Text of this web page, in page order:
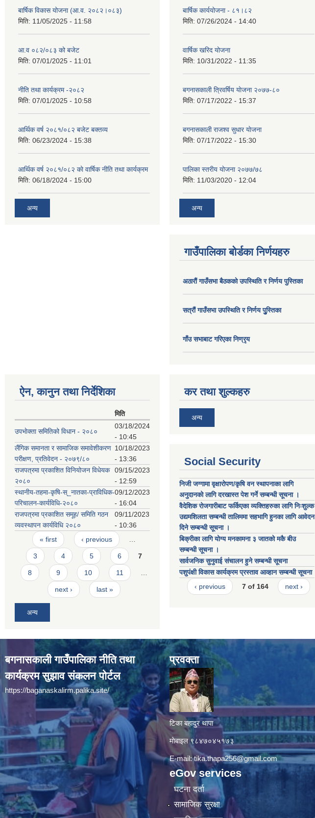
बार्षिक विकास योजना (आ.व. २०८२।०८३)
मिति: 11/05/2025 - 11:58
आ.व ०८२/०८३ को बजेट
मिति: 07/01/2025 - 11:01
नीति तथा कार्यक्रम -२०८२
मिति: 07/01/2025 - 10:58
आर्थिक वर्ष २०८१/०८२ बजेट बक्तव्य
मिति: 06/23/2024 - 15:38
आर्थिक वर्ष २०८१/०८२ काे वार्षिक नीति तथा कार्यक्रम
मिति: 06/18/2024 - 15:00
अन्य
बार्षिक कार्ययोजना - ८१।८२
मिति: 07/26/2024 - 14:40
वार्षिक खरिद योजना
मिति: 10/31/2022 - 11:35
बगनासकाली त्रिवर्षिय याेजना २०७७-८०
मिति: 07/17/2022 - 15:37
बगनासकाली राजश्व सुधार याेजना
मिति: 07/17/2022 - 15:30
पालिका स्तरीय योजना २०७७/७८
मिति: 11/03/2020 - 12:04
अन्य
गाउँपालिका बोर्डका निर्णयहरु
अठाराैं गाउँसभा बैठकको उपस्थिति र निर्णय पुस्तिका
सत्राैं गाउँसभा उपस्थिति र निर्णय पुु्स्तिका
गाँउ सभाबाट गरिएका निण्रृय
ऐन, कानुन तथा निर्देशिका
मिति
उपभाेक्ता समितिको विधान - २०८०
03/18/2024
- 10:45
लैंगिक समानता र सामाजिक समावेशीकरण
परीक्षण, प्रतिवेदन - २०७९/८०
10/18/2023
- 13:36
राजपत्रमा प्रकाशित विनियोजन विधेयक
२०८०
09/15/2023
- 12:59
स्थानीय-तहमा-कृषि-स्_नातका-प्राविधिक-
परिचालन-कार्यविधि-२०८०
09/12/2023
- 16:04
राजपत्रमा प्रकाशित समूह/ समिति गठन
व्यवस्थापन कार्यविधि २०८०
09/11/2023
- 10:36
Pages
« first ‹ previous
3 4 5 6 7
8 9 10 11
next › last »
अन्य
कर तथा शुल्कहरु
अन्य
Social Security
निजी जग्गामा वृक्षारोपण/कृषि वन स्थापनाका लागि
अनुदानको लागि दरखास्त पेश गर्ने सम्बन्धी सूचना ।
वैदेशिक रोजगारीबाट फर्किएका व्यक्तिहरुका लागि निःशुल्क
उद्यमशिलता सम्बन्धी तालिममा सहभागि हुनका लागि आवेदन
दिने सम्बन्धी सूचना ।
बिक्रीका लागि योग्य मनकामना ३ जातको मकै बीउ
सम्बन्धी सूचना ।
सार्वजनिक सुनुवाई संचालन हुने सम्बन्धी सूचना
पशुपंक्षी विकास कार्यक्रम प्रस्ताव आव्हान सम्बन्धी सूचना
‹ previous
7 of 164 next ›
बगनासकाली गाउँपालिका नीति तथा
कार्यक्रम सुझाव संकलन पोर्टल
https://baganaskalirm.palika.site/
प्रवक्ता
टिका बहादुर थापा
माे‍बाइल ९८४७०४५१७३
E-mail:tika.thapa256@gmail.com
eGov services
घटना दर्ता
सामाजिक सुरक्षा